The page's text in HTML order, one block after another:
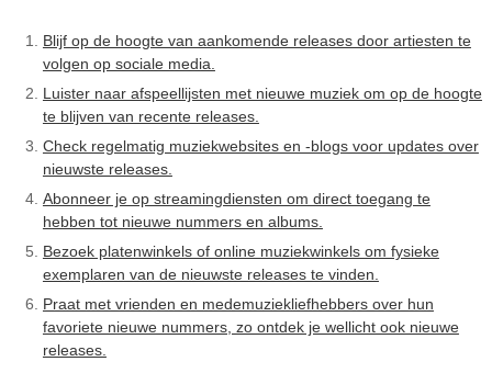
Blijf op de hoogte van aankomende releases door artiesten te
volgen op sociale media.
Luister naar afspeellijsten met nieuwe muziek om op de hoogte
te blijven van recente releases.
Check regelmatig muziekwebsites en -blogs voor updates over
nieuwste releases.
Abonneer je op streamingdiensten om direct toegang te
hebben tot nieuwe nummers en albums.
Bezoek platenwinkels of online muziekwinkels om fysieke
exemplaren van de nieuwste releases te vinden.
Praat met vrienden en medemuziekliefhebbers over hun
favoriete nieuwe nummers, zo ontdek je wellicht ook nieuwe
releases.